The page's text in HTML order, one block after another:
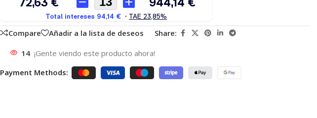
Compare Añadir a la lista de deseos Share:
14 ¡Gente viendo este producto ahora!
Payment Methods: